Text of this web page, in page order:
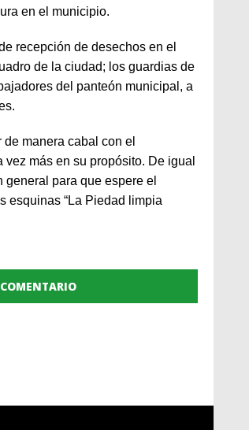
en el municipio.
recepción de desechos en el
de la ciudad; los guardias de
del panteón municipal, a
manera cabal con el
más en su propósito. De igual
para que espere el
esquinas “La Piedad limpia